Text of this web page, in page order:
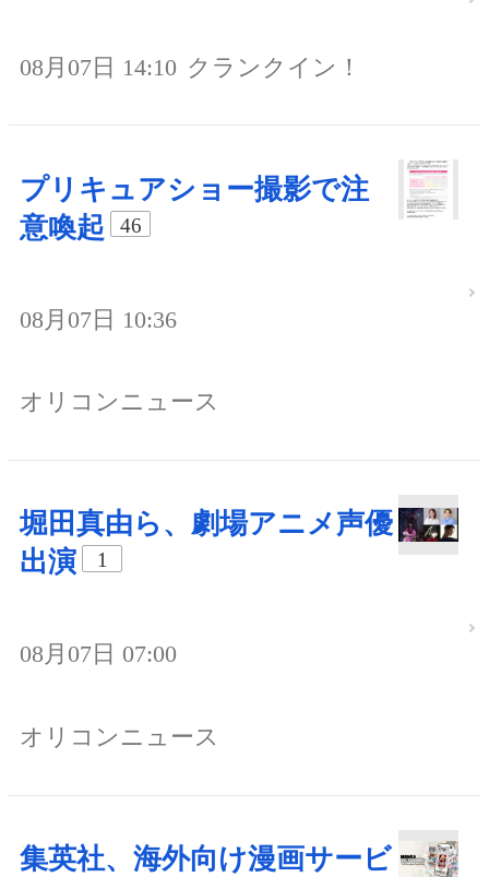
08月07日 14:10 クランクイン！
プリキュアショー撮影で注
意喚起
46
08月07日 10:36
オリコンニュース
堀田真由ら、劇場アニメ声優
出演
1
08月07日 07:00
オリコンニュース
集英社、海外向け漫画サービ